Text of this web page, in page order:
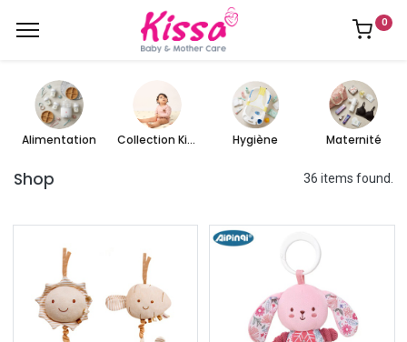
0
Alimentation Collection Kissa Hygiène Maternité
Shop 36 items found.